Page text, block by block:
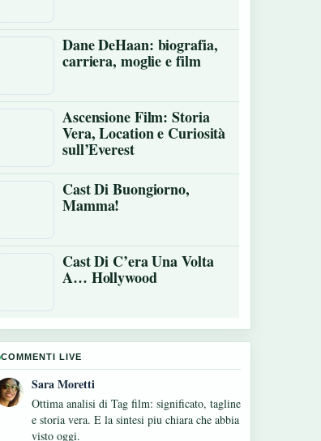
Dane DeHaan: biografia,
carriera, moglie e film
Ascensione Film: Storia
Vera, Location e Curiosità
sull’Everest
Cast Di Buongiorno,
Mamma!
Cast Di C’era Una Volta
A… Hollywood
COMMENTI LIVE
Giulia Rossi
Seguo da vicino Lei è troppo per me: Trama,
Cast... – apprezzo il tono equilibrato di
questa copertura.